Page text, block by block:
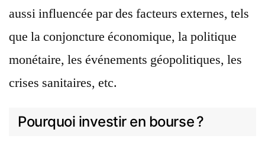
aussi influencée par des facteurs externes, tels
que la conjoncture économique, la politique
monétaire, les événements géopolitiques, les
crises sanitaires, etc.
Pourquoi investir en bourse ?